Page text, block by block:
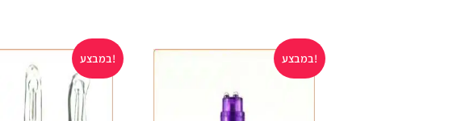
במבצע! במבצע!